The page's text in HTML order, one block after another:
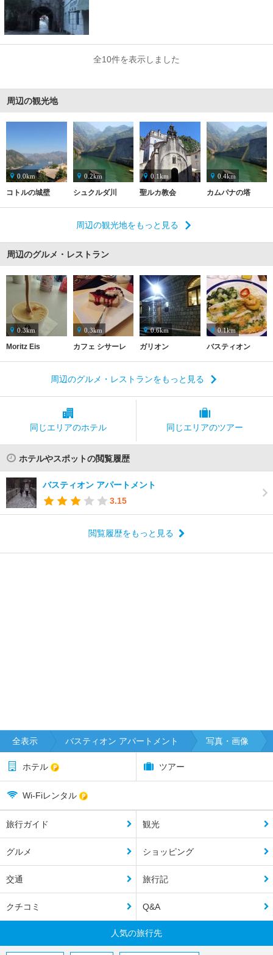
全10件を表示しました
周辺の観光地
0.0km
コトルの城壁
0.2km
シュクルダ川
0.1km
聖ルカ教会
0.4km
カムパナの塔
周辺の観光地をもっと見る
周辺のグルメ・レストラン
0.3km
Moritz Eis
0.3km
カフェ シサーレ
0.6km
ガリオン
0.1km
バスティオン
周辺のグルメ・レストランをもっと見る
同じエリアのホテル 同じエリアのツアー
ホテルやスポットの閲覧履歴
バスティオン アパートメント
3.15
閲覧履歴をもっと見る
全表示 バスティオン アパートメント 写真・画像
ホテル ツアー
Wi-Fiレンタル
旅行ガイド 観光
グルメ ショッピング
交通 旅行記
クチコミ Q&A
人気の旅行先